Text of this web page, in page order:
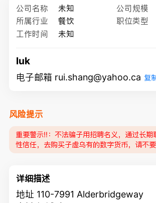
公司名称 未知 公司规模
所属行业
餐饮 职位类型
工作时间
未知
luk
电子邮箱 rui.shang@yahoo.ca 复制
风险提示
重要警示‼️：不法骗子用招聘名义，通过长期
性信任，去购买子虚乌有的数字货币，请不要
详细描述
地址 110-7991 Alderbridgeway